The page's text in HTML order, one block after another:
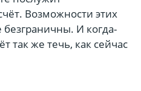
Возможности этих
И когда-
так же течь, как сейчас